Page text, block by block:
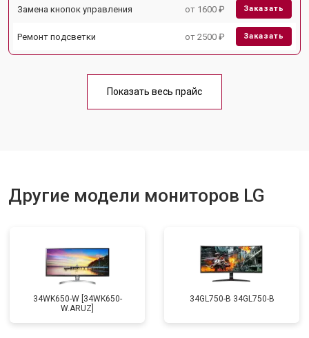
Замена кнопок управления от 1600 ₽ Заказать
Ремонт подсветки от 2500 ₽ Заказать
Показать весь прайс
Другие модели мониторов LG
34WK650-W [34WK650-
W.ARUZ]
34GL750-B 34GL750-B